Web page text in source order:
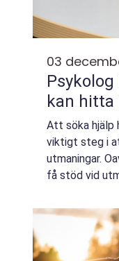
03
kan
Att söka hjälp
viktigt steg i
utmaningar.
få stöd vid
hitta ...